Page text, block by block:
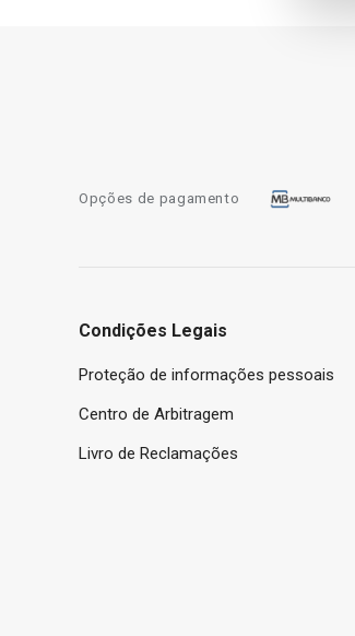
Opções de pagamento
Condições Legais
Proteção de informações pessoais
Centro de Arbitragem
Livro de Reclamações